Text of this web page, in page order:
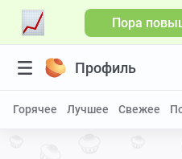
Пора
Профиль
Горячее Лучшее Свежее